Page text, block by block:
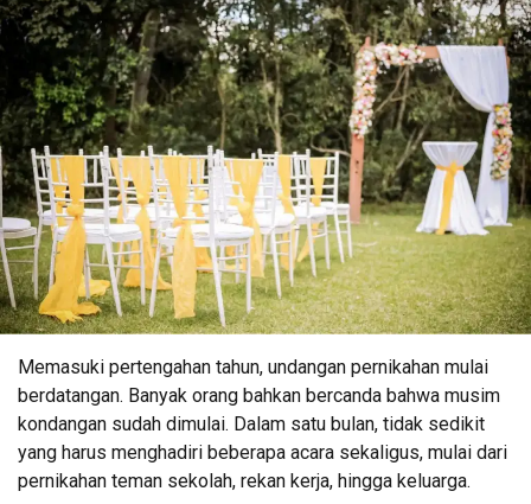
Memasuki pertengahan tahun, undangan pernikahan mulai
berdatangan. Banyak orang bahkan bercanda bahwa musim
kondangan sudah dimulai. Dalam satu bulan, tidak sedikit
yang harus menghadiri beberapa acara sekaligus, mulai dari
pernikahan teman sekolah, rekan kerja, hingga keluarga.